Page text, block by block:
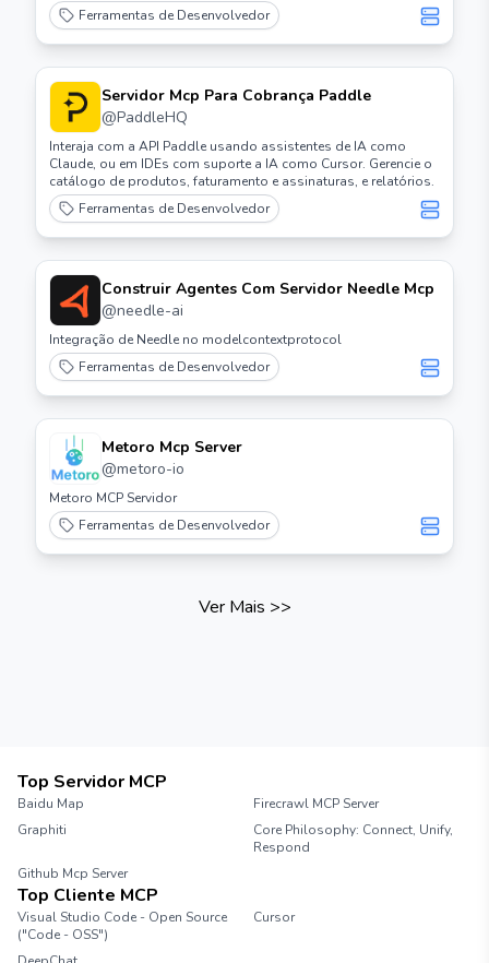
Ferramentas de Desenvolvedor
Servidor Mcp Para Cobrança Paddle
@PaddleHQ
Interaja com a API Paddle usando assistentes de IA como
Claude, ou em IDEs com suporte a IA como Cursor. Gerencie o
catálogo de produtos, faturamento e assinaturas, e relatórios.
Ferramentas de Desenvolvedor
Construir Agentes Com Servidor Needle Mcp
@needle-ai
Integração de Needle no modelcontextprotocol
Ferramentas de Desenvolvedor
Metoro Mcp Server
@metoro-io
Metoro MCP Servidor
Ferramentas de Desenvolvedor
Ver Mais >>
Top Servidor MCP
Baidu Map
Firecrawl MCP Server
Graphiti
Core Philosophy: Connect, Unify,
Respond
Github Mcp Server
Top Cliente MCP
Visual Studio Code - Open Source
("Code - OSS")
Cursor